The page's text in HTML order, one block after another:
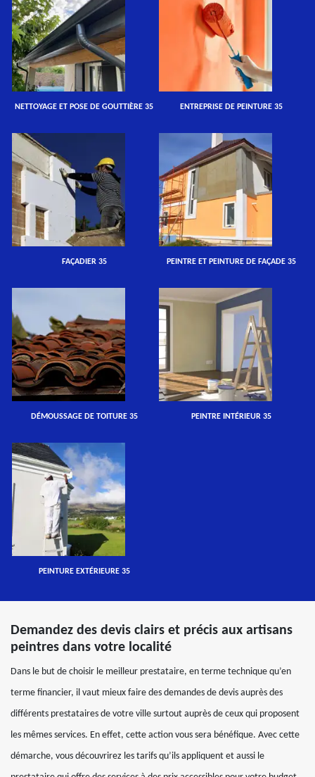
NETTOYAGE ET POSE DE GOUTTIÈRE 35 ENTREPRISE DE PEINTURE 35
FAÇADIER 35 PEINTRE ET PEINTURE DE FAÇADE 35
DÉMOUSSAGE DE TOITURE 35 PEINTRE INTÉRIEUR 35
PEINTURE EXTÉRIEURE 35
Demandez des devis clairs et précis aux artisans
peintres dans votre localité
Dans le but de choisir le meilleur prestataire, en terme technique qu’en
terme financier, il vaut mieux faire des demandes de devis auprès des
différents prestataires de votre ville surtout auprès de ceux qui proposent
les mêmes services. En effet, cette action vous sera bénéfique. Avec cette
démarche, vous découvrirez les tarifs qu’ils appliquent et aussi le